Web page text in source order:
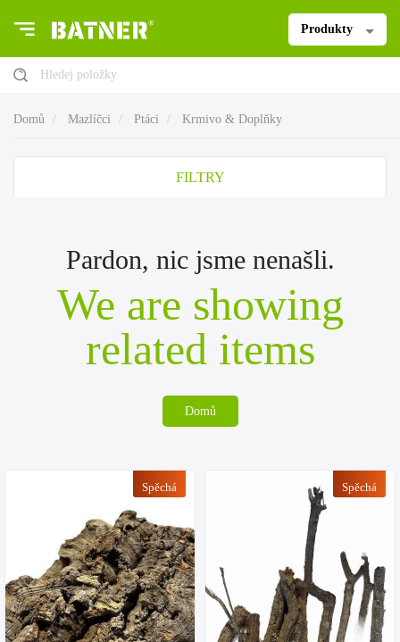
Produkty
Hledej položky
Domů Mazlíčci Ptáci Krmivo & Doplňky
FILTRY
Pardon, nic jsme nenašli.
We are showing
related items
Domů
Spěchá Spěchá